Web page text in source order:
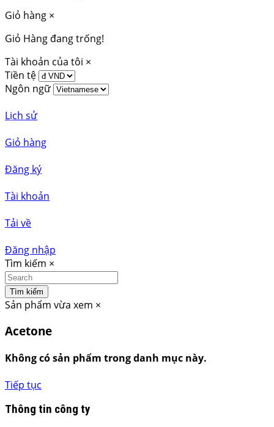
Giỏ hàng ×
Giỏ Hàng đang trống!
Tài khoản của tôi ×
Tiền tệ
Ngôn ngữ
Lịch sử
Giỏ hàng
Đăng ký
Tài khoản
Tải về
Đăng nhập
Tìm kiếm ×
Tìm kiếm
Sản phẩm vừa xem ×
Acetone
Không có sản phẩm trong danh mục này.
Tiếp tục
Thông tin công ty